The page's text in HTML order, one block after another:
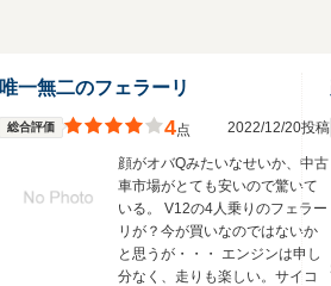
唯一無二のフェラーリ
総合評価 4点 2022/12/20投稿
顔がオバQみたいなせいか、中古
車市場がとても安いので驚いて
いる。 V12の4人乗りのフェラー
リが？今が買いなのではないか
と思うが・・・ エンジンは申し
分なく、走りも楽しい。サイコ